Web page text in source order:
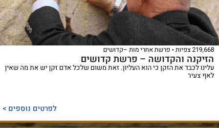
219,668 צפיות פרשת אחרי מות –קדושים
הזיקנה והקדושה – פרשת קדושים
עלינו לכבד את הזקן כי הוא העליון. זאת משום שלכל אדם זקן יש את מה שאין
לאף צעיר
לפרטים נוספים >